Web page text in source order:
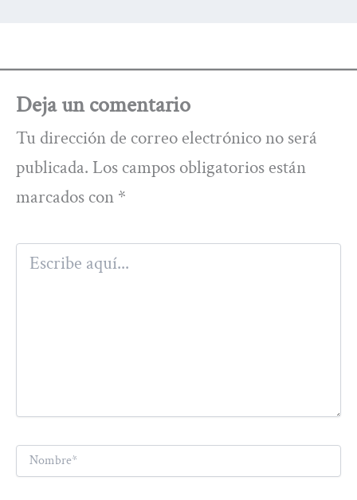
Deja un comentario
Tu dirección de correo electrónico no será
publicada. Los campos obligatorios están
marcados con *
aquí...
Nombre*